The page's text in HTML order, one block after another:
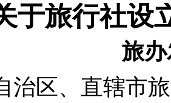
于旅行社设
旅
治区、直辖市